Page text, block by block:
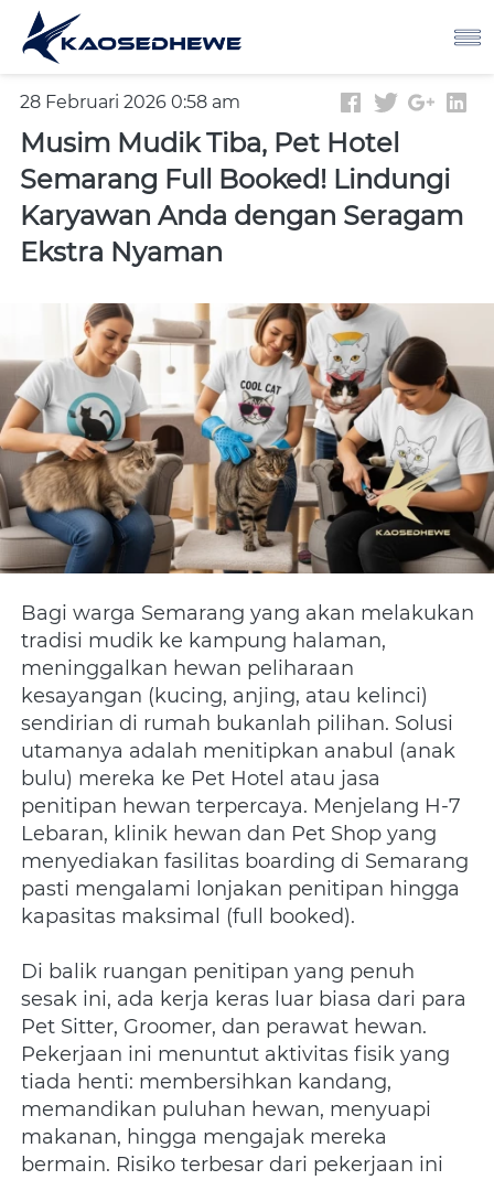
28 Februari 2026 0:58 am
Musim Mudik Tiba, Pet Hotel
Semarang Full Booked! Lindungi
Karyawan Anda dengan Seragam
Ekstra Nyaman
Bagi warga Semarang yang akan melakukan
tradisi mudik ke kampung halaman,
meninggalkan hewan peliharaan
kesayangan (kucing, anjing, atau kelinci)
sendirian di rumah bukanlah pilihan. Solusi
utamanya adalah menitipkan anabul (anak
bulu) mereka ke Pet Hotel atau jasa
penitipan hewan terpercaya. Menjelang H-7
Lebaran, klinik hewan dan Pet Shop yang
menyediakan fasilitas boarding di Semarang
pasti mengalami lonjakan penitipan hingga
kapasitas maksimal (full booked).
Di balik ruangan penitipan yang penuh
sesak ini, ada kerja keras luar biasa dari para
Pet Sitter, Groomer, dan perawat hewan.
Pekerjaan ini menuntut aktivitas fisik yang
tiada henti: membersihkan kandang,
memandikan puluhan hewan, menyuapi
makanan, hingga mengajak mereka
bermain. Risiko terbesar dari pekerjaan ini